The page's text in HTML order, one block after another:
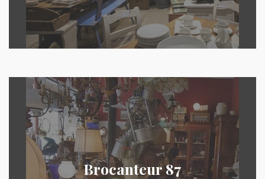
Brocanteur 87